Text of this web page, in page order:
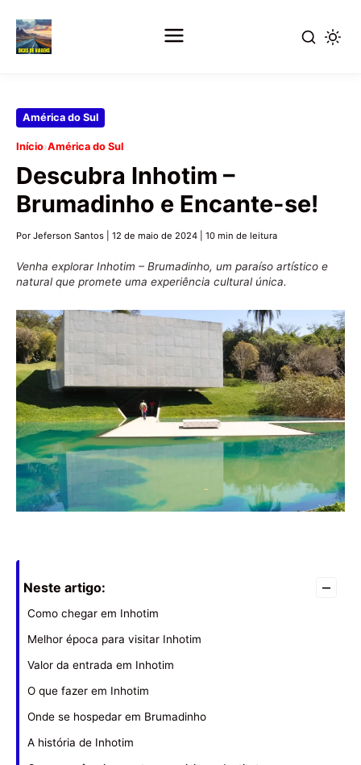
Pular
conteúdo
principal
América do Sul
Início›América do Sul
Descubra Inhotim –
Brumadinho e Encante-se!
Por Jeferson Santos 12 de maio de 2024 10 min de leitura
Venha explorar Inhotim – Brumadinho, um paraíso artístico e
natural que promete uma experiência cultural única.
Neste artigo: –
Como chegar em Inhotim
Melhor época para visitar Inhotim
Valor da entrada em Inhotim
O que fazer em Inhotim
Onde se hospedar em Brumadinho
A história de Inhotim